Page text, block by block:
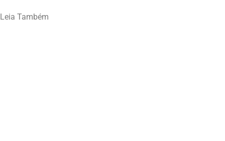
Leia Também